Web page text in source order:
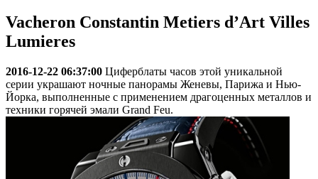
Vacheron Constantin Metiers d’Art Villes
Lumieres
2016-12-22 06:37:00 Циферблаты часов этой уникальной
серии украшают ночные панорамы Женевы, Парижа и Нью-
Йорка, выполненные с применением драгоценных металлов и
техники горячей эмали Grand Feu.